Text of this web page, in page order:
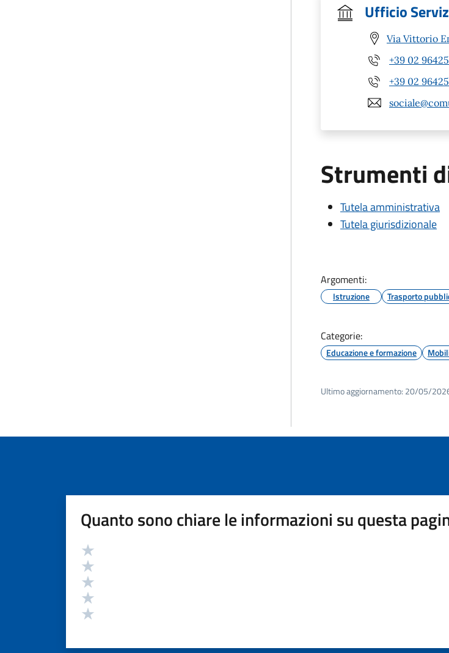
Ufficio
Via Vittorio
+39 02
+39 02
Strumenti
Tutela amministrativa
Tutela giurisdizionale
Argomenti:
Istruzione Trasporto
Categorie:
Educazione e formazione
Ultimo aggiornamento: 20/05/
Quanto sono chiare le informazioni su questa
Valutazione